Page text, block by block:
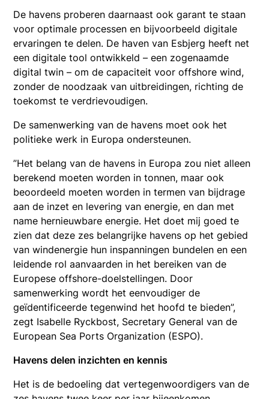
De havens proberen daarnaast ook garant te staan
voor optimale processen en bijvoorbeeld digitale
ervaringen te delen. De haven van Esbjerg heeft net
een digitale tool ontwikkeld – een zogenaamde
digital twin – om de capaciteit voor offshore wind,
zonder de noodzaak van uitbreidingen, richting de
toekomst te verdrievoudigen.
De samenwerking van de havens moet ook het
politieke werk in Europa ondersteunen.
”Het belang van de havens in Europa zou niet alleen
berekend moeten worden in tonnen, maar ook
beoordeeld moeten worden in termen van bijdrage
aan de inzet en levering van energie, en dan met
name hernieuwbare energie. Het doet mij goed te
zien dat deze zes belangrijke havens op het gebied
van windenergie hun inspanningen bundelen en een
leidende rol aanvaarden in het bereiken van de
Europese offshore-doelstellingen. Door
samenwerking wordt het eenvoudiger de
geïdentificeerde tegenwind het hoofd te bieden”,
zegt Isabelle Ryckbost, Secretary General van de
European Sea Ports Organization (ESPO).
Havens delen inzichten en kennis
Het is de bedoeling dat vertegenwoordigers van de